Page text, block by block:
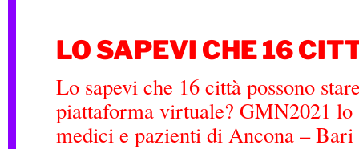
LO SAPEVI CHE 16
Lo sapevi che 16 città possono
piattaforma virtuale? GMN2021 lo
medici e pazienti di Ancona –